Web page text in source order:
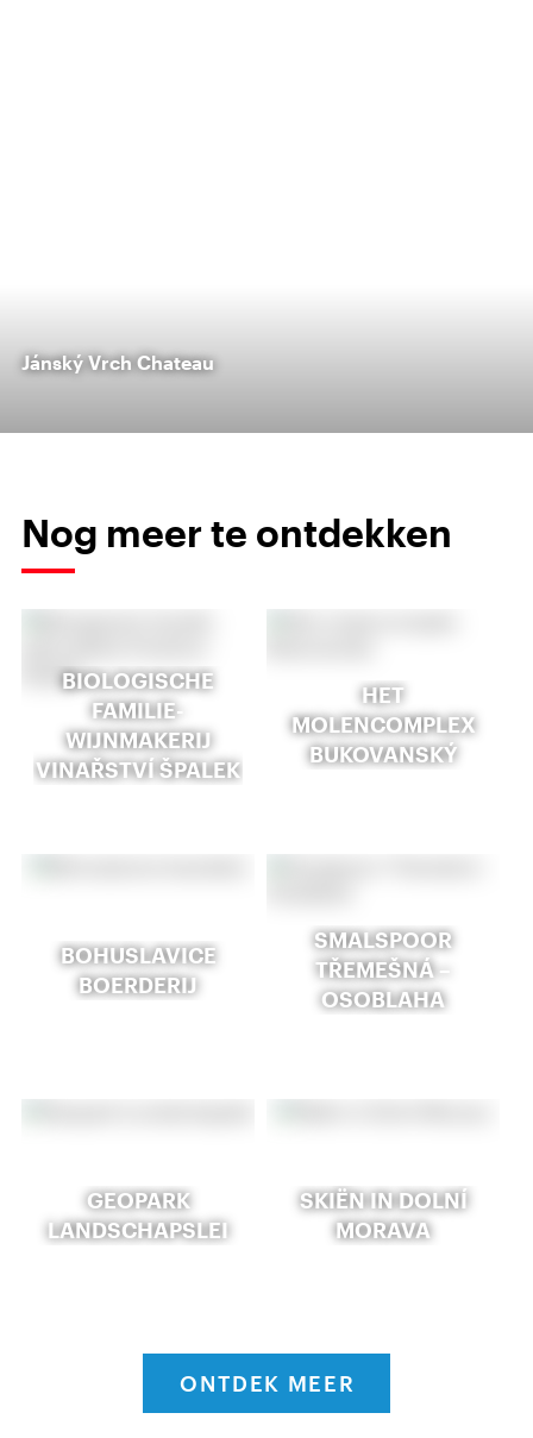
Jánský Vrch Chateau
Nog meer te ontdekken
BIOLOGISCHE
FAMILIE-
WIJNMAKERIJ
VINAŘSTVÍ ŠPALEK
HET
MOLENCOMPLEX
BUKOVANSKÝ
BOHUSLAVICE
BOERDERIJ
SMALSPOOR
TŘEMEŠNÁ –
OSOBLAHA
GEOPARK
LANDSCHAPSLEI
SKIËN IN DOLNÍ
MORAVA
ONTDEK MEER